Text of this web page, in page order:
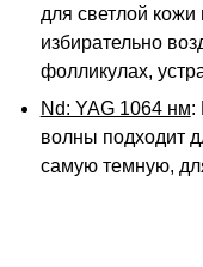
для светлой
избирательно
фолликулах,
Nd: YAG 1064 нм:
волны подходит
самую темную,